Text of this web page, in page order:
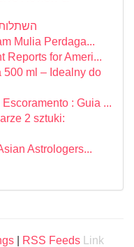
Mulia Perdaga...
Reports for Ameri...
ml – Idealny do
: Guia ...
2 sztuki:
Astrologers...
RSS Feeds Link